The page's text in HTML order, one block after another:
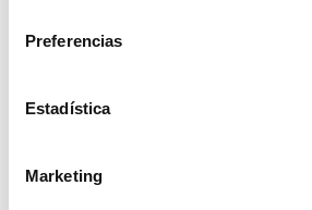
Preferencias
Estadística
Marketing